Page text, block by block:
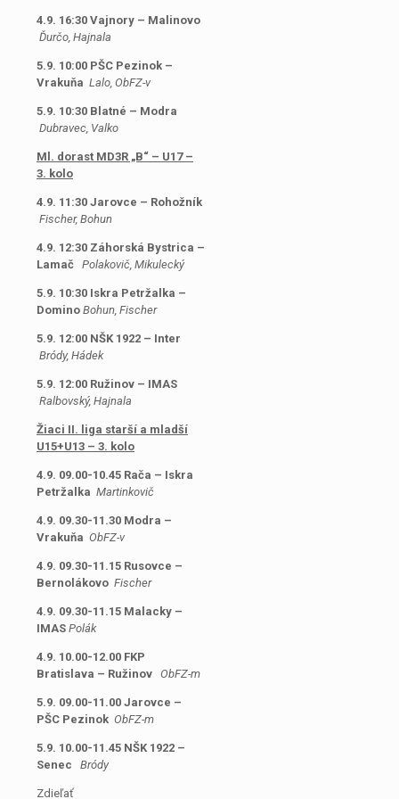
4.9. 16:30 Vajnory – Malinovo
Ďurčo, Hajnala
5.9. 10:00 PŠC Pezinok –
Vrakuňa Lalo, ObFZ-v
5.9. 10:30 Blatné – Modra
Dubravec, Valko
Ml. dorast MD3R „B“ – U17 –
3. kolo
4.9. 11:30 Jarovce – Rohožník
Fischer, Bohun
4.9. 12:30 Záhorská Bystrica –
Lamač Polakovič, Mikulecký
5.9. 10:30 Iskra Petržalka –
Domino Bohun, Fischer
5.9. 12:00 NŠK 1922 – Inter
Bródy, Hádek
5.9. 12:00 Ružinov – IMAS
Ralbovský, Hajnala
Žiaci II. liga starší a mladší
U15+U13 – 3. kolo
4.9. 09.00-10.45 Rača – Iskra
Petržalka Martinkovič
4.9. 09.30-11.30 Modra –
Vrakuňa ObFZ-v
4.9. 09.30-11.15 Rusovce –
Bernolákovo Fischer
4.9. 09.30-11.15 Malacky –
IMAS Polák
4.9. 10.00-12.00 FKP
Bratislava – Ružinov ObFZ-m
5.9. 09.00-11.00 Jarovce –
PŠC Pezinok ObFZ-m
5.9. 10.00-11.45 NŠK 1922 –
Senec
Bródy
Zdieľať